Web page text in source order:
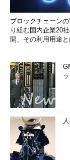
ブロックチェーン
り組む国内企業20
開、その利用用途と